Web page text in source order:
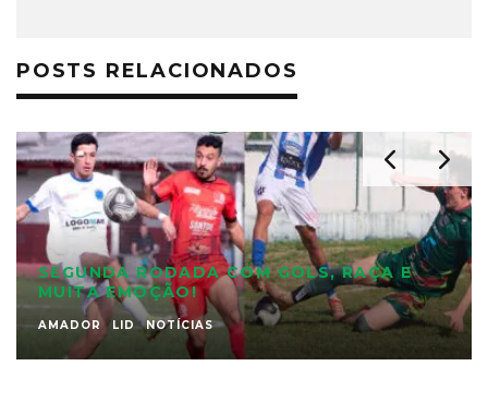
POSTS RELACIONADOS
SEGUNDA RODADA COM GOLS, RAÇA E
MUITA EMOÇÃO!
AMADOR LID NOTÍCIAS